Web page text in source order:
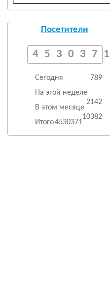
Посетители
4530371
Сегодня
789
На этой неделе
2142
В этом месяце
10382
Итого4530371